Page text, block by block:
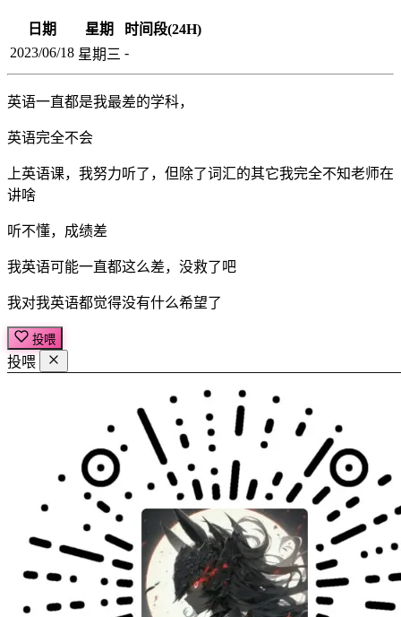
日期 星期
时间段(24H)
2023/06/18 星期三 -
英语一直都是我最差的学科，
英语完全不会
上英语课，我努力听了，但除了词汇的其它我完全不知老师在
讲啥
听不懂，成绩差
我英语可能一直都这么差，没救了吧
我对我英语都觉得没有什么希望了
投喂
投喂